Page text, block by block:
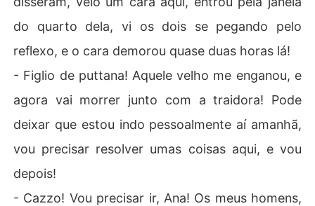
do quarto dela, vi os dois se pegando pelo
reflexo, e o cara demorou quase duas horas lá!
- Figlio de puttana! Aquele velho me enganou, e
agora vai morrer junto com a traidora! Pode
deixar que estou indo pessoalmente aí amanhã,
vou precisar resolver umas coisas aqui, e vou
depois!
- Cazzo! Vou precisar ir, Ana! Os meus homens,